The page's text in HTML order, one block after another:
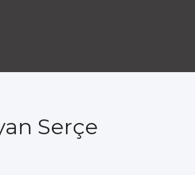
Serçe